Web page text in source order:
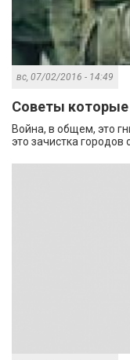
вс, 07/02/2016 - 14:49
Советы
Война, в общем, это
это зачистка городов